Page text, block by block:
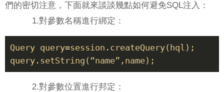
們的密切注意，下面就來談談幾點如何避免SQL注入：
1.對參數名稱進行綁定：
Query query=session.createQuery(hql);
2.對參數位置進行邦定：